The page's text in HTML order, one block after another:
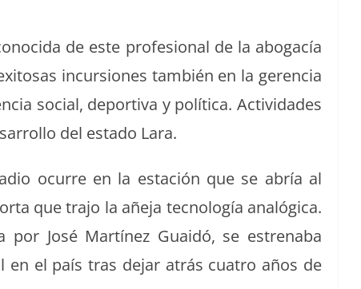
de este pro­fe­sion­al de la abo­gacía
incur­siones tam­bién en la geren­cia
social, deporti­va y políti­ca. Activi­dades
del esta­do Lara.
ocurre en la estación que se abría al
que tra­jo la añe­ja tec­nología analóg­i­ca.
José Martínez Guaidó, se estren­a­ba
el país tras dejar atrás cua­tro años de